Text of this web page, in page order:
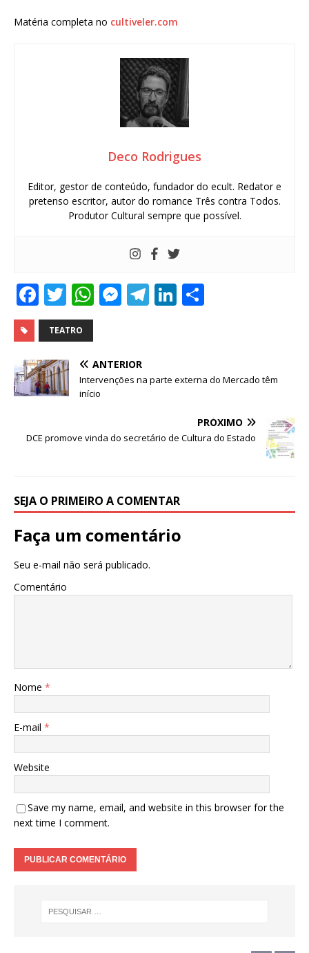
Matéria completa no cultiveler.com
Deco Rodrigues
Editor, gestor de conteúdo, fundador do ecult. Redator e
pretenso escritor, autor do romance Três contra Todos.
Produtor Cultural sempre que possível.
F
a
c
e
b
o
o
k
T
w
it
te
r
W
s
A
p
p
M
e
n
r
T
ra
Li
dI
TEATRO
ANTERIOR
Intervenções na parte externa do Mercado têm
início
PRÓXIMO
DCE promove vinda do secretário de Cultura do Estado
SEJA O PRIMEIRO A COMENTAR
Faça um comentário
Seu e-mail não será publicado.
Comentário
Nome *
E-mail *
Website
Save my name, email, and website in this browser for the
next time I comment.